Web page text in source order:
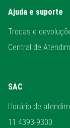
Ajuda e suporte
Trocas e
Central de
SAC
Horário de
11 4393-9300